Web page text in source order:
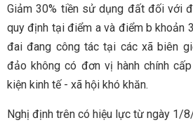
Giảm 30% tiền sử dụng đất đối với
quy định tại điểm a và điểm b khoản
đai đang công tác tại các xã biên
đảo không có đơn vị hành chính
kiện kinh tế - xã hội khó khăn.
Nghị định trên có hiệu lực từ ngày 1/